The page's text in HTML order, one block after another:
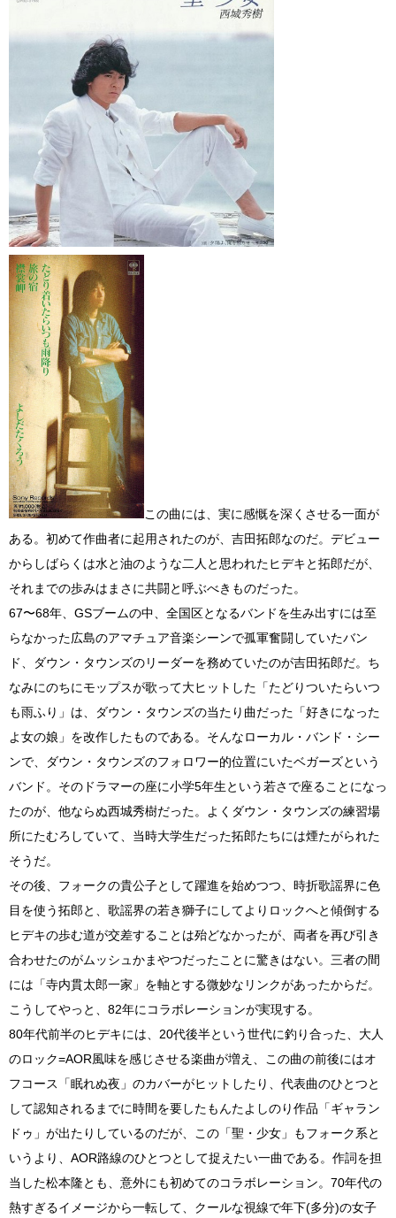
この曲には、実に感慨を深くさせる一面が
ある。初めて作曲者に起用されたのが、吉田拓郎なのだ。デビュー
からしばらくは水と油のような二人と思われたヒデキと拓郎だが、
それまでの歩みはまさに共闘と呼ぶべきものだった。
67〜68年、GSブームの中、全国区となるバンドを生み出すには至
らなかった広島のアマチュア音楽シーンで孤軍奮闘していたバン
ド、ダウン・タウンズのリーダーを務めていたのが吉田拓郎だ。ち
なみにのちにモップスが歌って大ヒットした「たどりついたらいつ
も雨ふり」は、ダウン・タウンズの当たり曲だった「好きになった
よ女の娘」を改作したものである。そんなローカル・バンド・シー
ンで、ダウン・タウンズのフォロワー的位置にいたベガーズという
バンド。そのドラマーの座に小学5年生という若さで座ることになっ
たのが、他ならぬ西城秀樹だった。よくダウン・タウンズの練習場
所にたむろしていて、当時大学生だった拓郎たちには煙たがられた
そうだ。
その後、フォークの貴公子として躍進を始めつつ、時折歌謡界に色
目を使う拓郎と、歌謡界の若き獅子にしてよりロックへと傾倒する
ヒデキの歩む道が交差することは殆どなかったが、両者を再び引き
合わせたのがムッシュかまやつだったことに驚きはない。三者の間
には「寺内貫太郎一家」を軸とする微妙なリンクがあったからだ。
こうしてやっと、82年にコラボレーションが実現する。
80年代前半のヒデキには、20代後半という世代に釣り合った、大人
のロック=AOR風味を感じさせる楽曲が増え、この曲の前後にはオ
フコース「眠れぬ夜」のカバーがヒットしたり、代表曲のひとつと
して認知されるまでに時間を要したもんたよしのり作品「ギャラン
ドゥ」が出たりしているのだが、この「聖・少女」もフォーク系と
いうより、AOR路線のひとつとして捉えたい一曲である。作詞を担
当した松本隆とも、意外にも初めてのコラボレーション。70年代の
熱すぎるイメージから一転して、クールな視線で年下(多分)の女子